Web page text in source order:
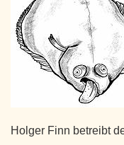
Holger Finn betreibt